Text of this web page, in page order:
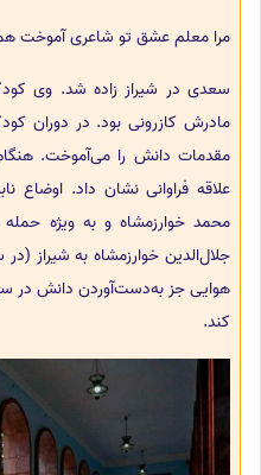
مرا معلم عشق تو شاعری آموخت
سعدی در شیراز زاده شد. وی
مادرش کازرونی بود. در دوران
مقدمات دانش را می‌آموخت.
علاقه فراوانی نشان داد. اوضاع
محمد خوارزمشاه و به‌ ویژه حمله
هوایی جز به‌دست‌آوردن دانش در
کند.